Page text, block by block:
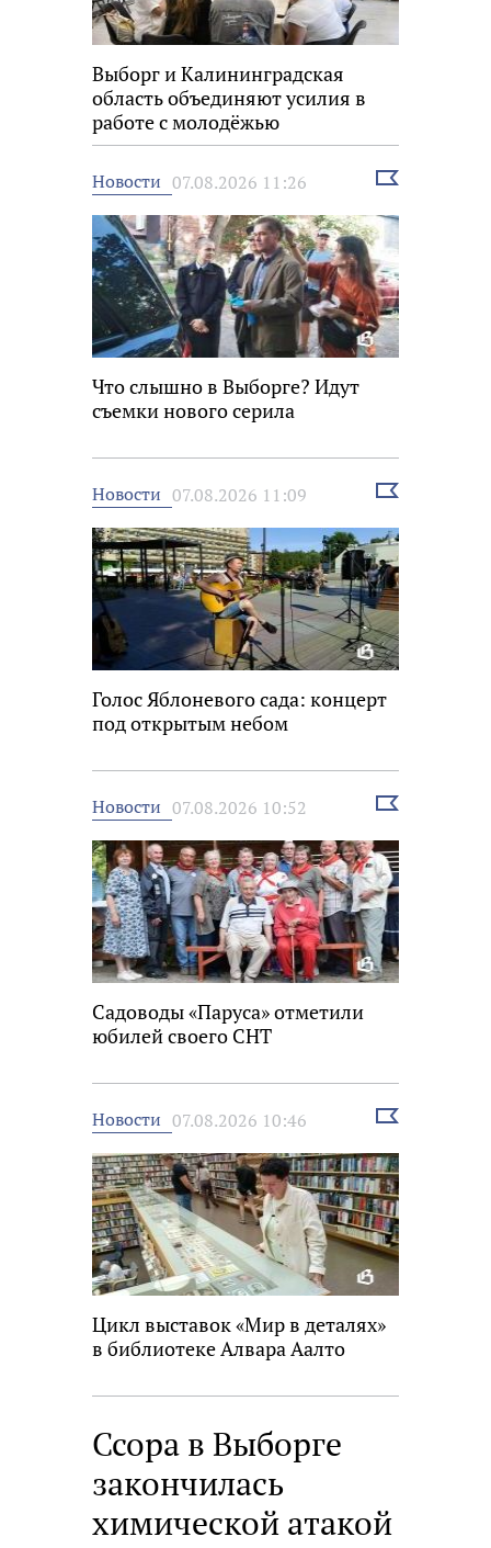
Выборг и Калининградская
область объединяют усилия в
работе с молодёжью
Новости 07.08.2026 11:26
Выбрать
Что слышно в Выборге? Идут
съемки нового серила
Новости 07.08.2026 11:09
Выбрать
Голос Яблоневого сада: концерт
под открытым небом
Новости 07.08.2026 10:52
Выбрать
Садоводы «Паруса» отметили
юбилей своего СНТ
Новости 07.08.2026 10:46
Выбрать
Цикл выставок «Мир в деталях»
в библиотеке Алвара Аалто
Ссора в Выборге
закончилась
химической атакой